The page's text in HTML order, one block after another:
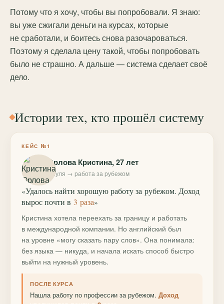
Потому что я хочу, чтобы вы попробовали. Я знаю:
вы уже сжигали деньги на курсах, которые
не сработали, и боитесь снова разочароваться.
Поэтому я сделала цену такой, чтобы попробовать
было не страшно. А дальше — система сделает своё
дело.
Истории тех, кто прошёл систему
КЕЙС №1
Орлова Кристина, 27 лет
с нуля → работа за рубежом
«Удалось найти хорошую работу за рубежом. Доход
вырос почти в 3 раза»
Кристина хотела переехать за границу и работать
в международной компании. Но английский был
на уровне «могу сказать пару слов». Она понимала:
без языка — никуда, и начала искать способ быстро
выйти на нужный уровень.
ПОСЛЕ КУРСА
Нашла работу по профессии за рубежом. Доход